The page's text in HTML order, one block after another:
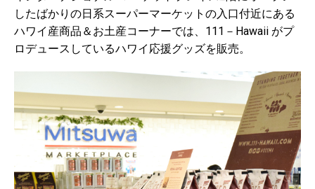
したばかりの日系スーパーマーケットの入口付近にある
ハワイ産商品＆お土産コーナーでは、 111－Hawaii がプ
ロデュースしているハワイ応援グッズを販売。